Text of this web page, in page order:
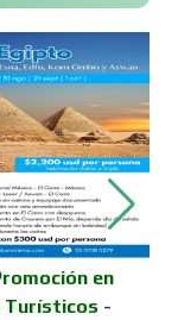
en
Turísticos -